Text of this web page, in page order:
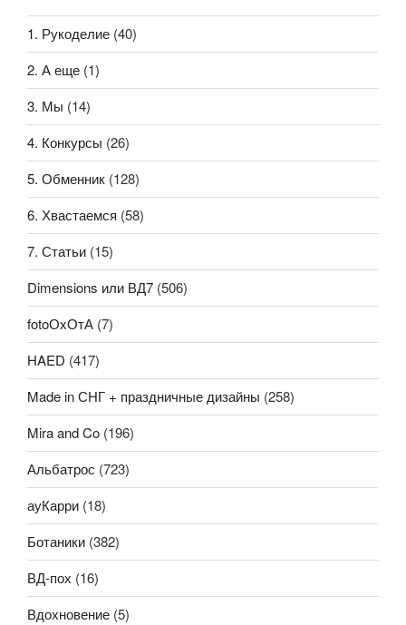
1. Рукоделие (40)
2. А еще (1)
3. Мы (14)
4. Конкурсы (26)
5. Обменник (128)
6. Хвастаемся (58)
7. Статьи (15)
Dimensions или ВД7 (506)
fotoОхОтА (7)
HAED (417)
Made in СНГ + праздничные дизайны (258)
Mira and Co (196)
Альбатрос (723)
ауКарри (18)
Ботаники (382)
ВД-пох (16)
Вдохновение (5)